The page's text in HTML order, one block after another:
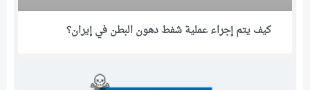
كيف يتم إجراء عملية شفط دهون البطن في إيران؟